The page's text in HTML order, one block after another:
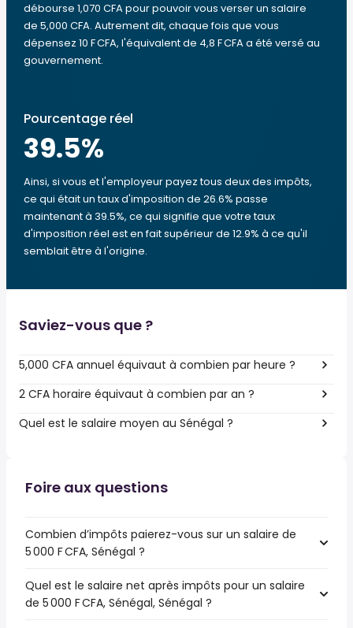
débourse 1,070 CFA pour pouvoir vous verser un salaire
de 5,000 CFA. Autrement dit, chaque fois que vous
dépensez 10 F CFA, l'équivalent de 4,8 F CFA a été versé au
gouvernement.
Pourcentage réel
39.5%
Ainsi, si vous et l'employeur payez tous deux des impôts,
ce qui était un taux d'imposition de 26.6% passe
maintenant à 39.5%, ce qui signifie que votre taux
d'imposition réel est en fait supérieur de 12.9% à ce qu'il
semblait être à l'origine.
Saviez-vous que ?
5,000 CFA annuel équivaut à combien par heure ?
2 CFA horaire équivaut à combien par an ?
Quel est le salaire moyen au Sénégal ?
Foire aux questions
Combien d’impôts paierez-vous sur un salaire de
5 000 F CFA, Sénégal ?
Quel est le salaire net après impôts pour un salaire
de 5 000 F CFA, Sénégal, Sénégal ?